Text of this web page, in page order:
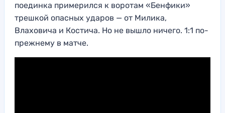
поединка примерился к воротам «Бенфики»
трешкой опасных ударов — от Милика,
Влаховича и Костича. Но не вышло ничего. 1:1 по-
прежнему в матче.